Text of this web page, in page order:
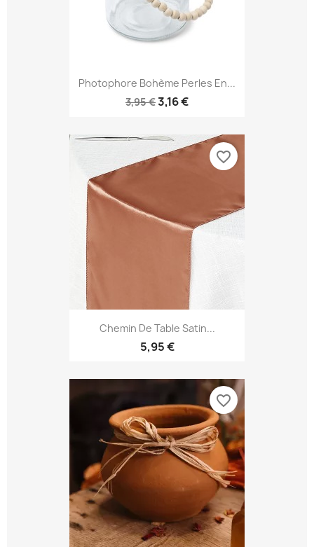
Photophore Bohème Perles En...
3,95 €3,16 €
Chemin De Table Satin...
5,95 €
favorite_border
favorite_border